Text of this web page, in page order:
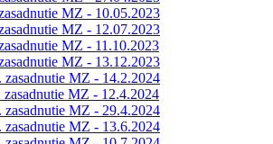
MZ - 10.05.2023
MZ - 12.07.2023
MZ - 11.10.2023
MZ - 13.12.2023
zasadnutie MZ - 14.2.2024
zasadnutie MZ - 12.4.2024
zasadnutie MZ - 29.4.2024
zasadnutie MZ - 13.6.2024